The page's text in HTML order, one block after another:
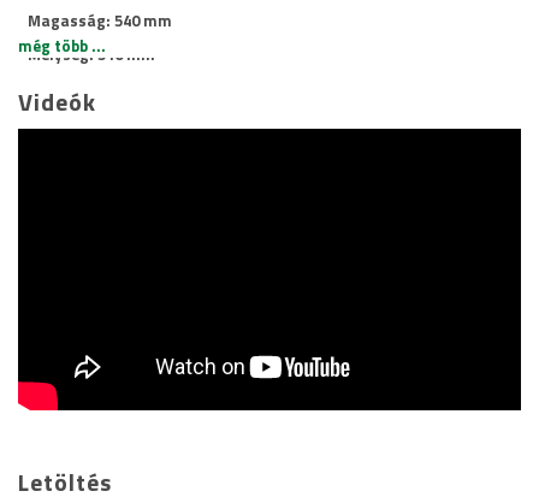
Magasság: 540 mm
Mélység: 510 mm
Tömeg: 10,256 kg
még több ...
Videók
Letöltés